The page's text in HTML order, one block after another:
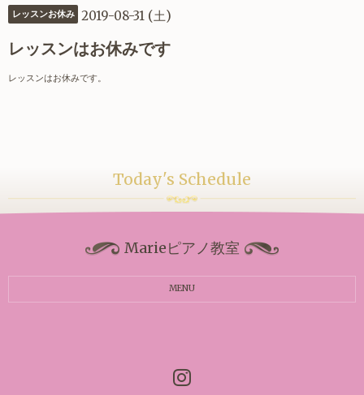
レッスンお休み 2019-08-31 (土)
レッスンはお休みです
レッスンはお休みです。
Today's Schedule
Marieピアノ教室
MENU